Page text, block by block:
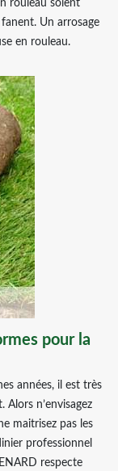
rouleau soient
Un arrosage
en rouleau.
pour la
années, il est très
Alors n’envisagez
maitrisez pas les
professionnel
respecte